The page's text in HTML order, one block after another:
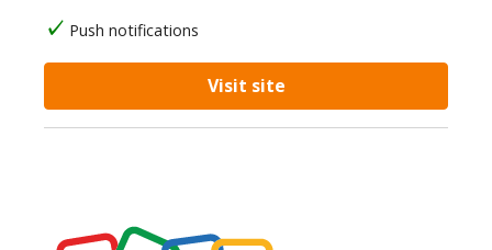
Push notifications
Visit site